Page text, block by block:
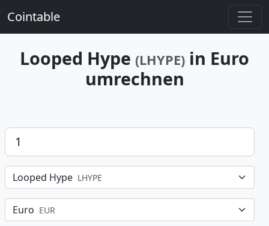
Cointable
Looped Hype (LHYPE) in Euro
umrechnen
Betrag
Looped Hype LHYPE
Euro EUR